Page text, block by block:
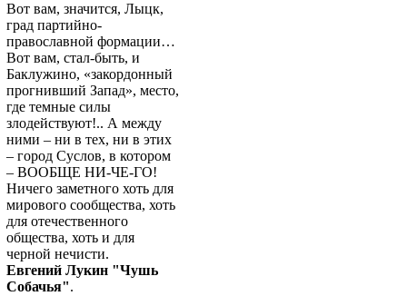
Вот вам, значится, Лыцк,
град партийно-
православной формации…
Вот вам, стал-быть, и
Баклужино, «закордонный
прогнивший Запад», место,
где темные силы
злодействуют!.. А между
ними – ни в тех, ни в этих
– город Суслов, в котором
– ВООБЩЕ НИ-ЧЕ-ГО!
Ничего заметного хоть для
мирового сообщества, хоть
для отечественного
общества, хоть и для
черной нечисти.
Евгений Лукин "Чушь
Собачья".